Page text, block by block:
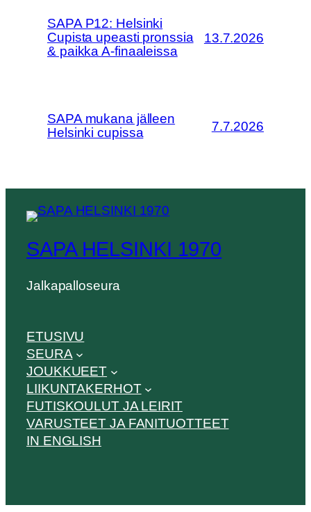
SAPA P12: Helsinki
Cupista upeasti pronssia
& paikka A-finaaleissa
13.7.2026
SAPA mukana jälleen
Helsinki cupissa
7.7.2026
SAPA HELSINKI 1970
Jalkapalloseura
ETUSIVU
SEURA
JOUKKUEET
LIIKUNTAKERHOT
FUTISKOULUT JA LEIRIT
VARUSTEET JA FANITUOTTEET
IN ENGLISH